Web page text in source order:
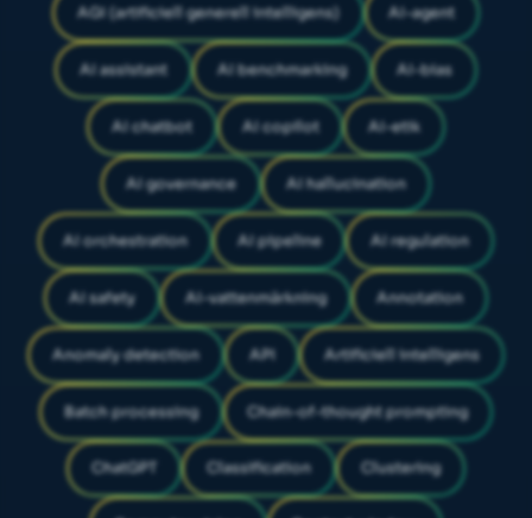
AGI (artificiell generell intelligens) AI-agent
AI assistant AI benchmarking AI-bias
AI chatbot AI copilot AI-etik
AI governance AI hallucination
AI orchestration AI pipeline AI regulation
AI safety AI-vattenmärkning Annotation
Anomaly detection API Artificiell intelligens
Batch processing Chain-of-thought prompting
ChatGPT Classification Clustering